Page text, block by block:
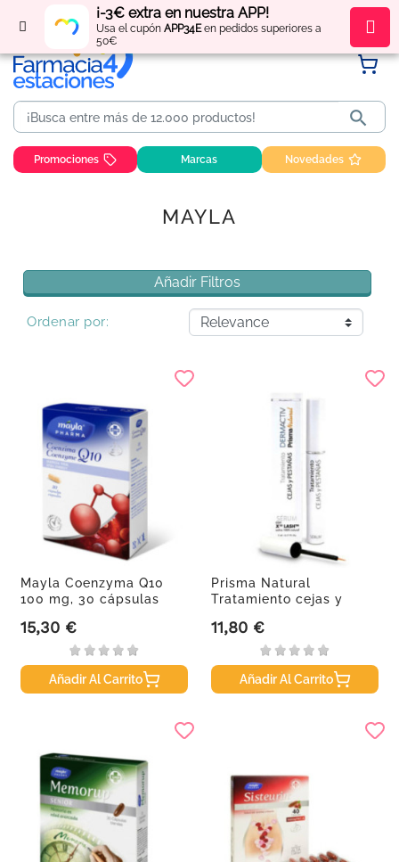
¡-3€ extra en nuestra APP!
Usa el cupón APP34Een pedidos superiores a
50€
Regístratey obténpuntos por tus compras

Promociones Marcas Novedades
MAYLA
Añadir Filtros
Ordenar por:
Mayla Coenzyma Q10
100 mg, 30 cápsulas
Precio
15,30 €
Añadir Al Carrito
Prisma Natural
Tratamiento cejas y
Precio
11,80 €
Añadir Al Carrito